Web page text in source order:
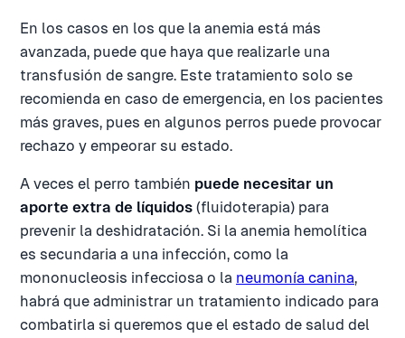
En los casos en los que la anemia está más
avanzada, puede que haya que realizarle una
transfusión de sangre. Este tratamiento solo se
recomienda en caso de emergencia, en los pacientes
más graves, pues en algunos perros puede provocar
rechazo y empeorar su estado.
A veces el perro también puede necesitar un
aporte extra de líquidos (fluidoterapia) para
prevenir la deshidratación. Si la anemia hemolítica
es secundaria a una infección, como la
mononucleosis infecciosa o la neumonía canina,
habrá que administrar un tratamiento indicado para
combatirla si queremos que el estado de salud del